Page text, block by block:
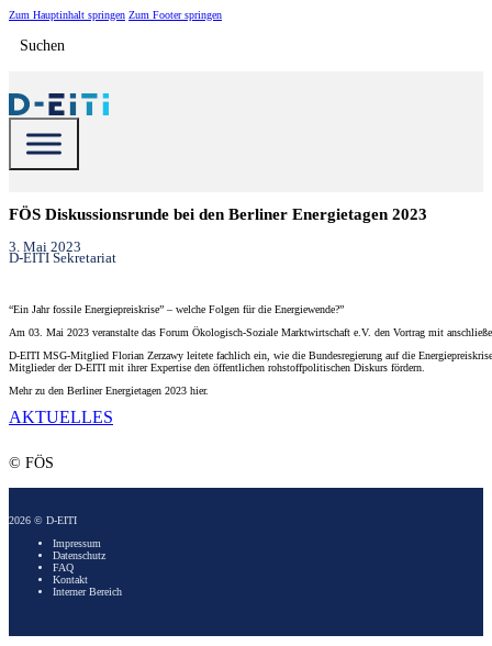
Zum Hauptinhalt springen Zum Footer springen
Suchen
FÖS Diskussionsrunde bei den Berliner Energietagen 2023
3. Mai 2023
D-EITI Sekretariat
“Ein Jahr fossile Energiepreiskrise” – welche Folgen für die Energiewende?”
Am 03. Mai 2023 veranstalte das Forum Ökologisch-Soziale Marktwirtschaft e.V. den Vortrag mit
D-EITI MSG-Mitglied Florian Zerzawy leitete fachlich ein, wie die Bundesregierung auf die
Mitglieder der D-EITI mit ihrer Expertise den öffentlichen rohstoffpolitischen Diskurs fördern.
Mehr zu den Berliner Energietagen 2023 hier.
AKTUELLES
© FÖS
2026 © D-EITI
Impressum
Datenschutz
FAQ
Kontakt
Interner Bereich